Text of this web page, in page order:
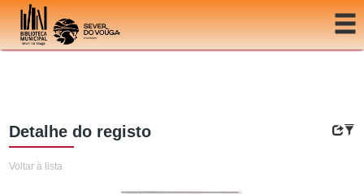
Ir para o conteúdo
Detalhe do registo
Voltar à lista